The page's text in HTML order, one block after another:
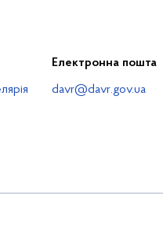
Електронна пошта
davr@davr.gov.ua